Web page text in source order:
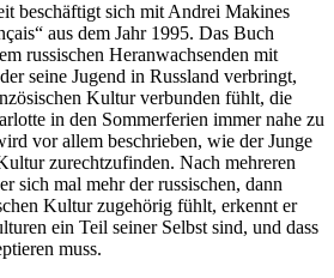
beschäftigt sich mit Andrei Makines
aus dem Jahr 1995. Das Buch
russischen Heranwachsenden mit
seine Jugend in Russland verbringt,
Kultur verbunden fühlt, die
in den Sommerferien immer nahe zu
vor allem beschrieben, wie der Junge
zurechtzufinden. Nach mehreren
sich mal mehr der russischen, dann
Kultur zugehörig fühlt, erkennt er
ein Teil seiner Selbst sind, und dass
muss.